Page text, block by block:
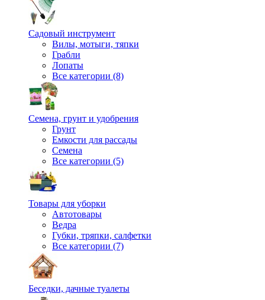
Садовый инструмент
Вилы, мотыги, тяпки
Грабли
Лопаты
Все категории (8)
Семена, грунт и удобрения
Грунт
Емкости для рассады
Семена
Все категории (5)
Товары для уборки
Автотовары
Ведра
Губки, тряпки, салфетки
Все категории (7)
Беседки, дачные туалеты